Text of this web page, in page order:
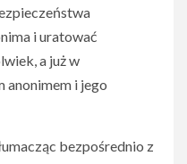
i uratować
a już w
anonimem i jego
bezpośrednio z